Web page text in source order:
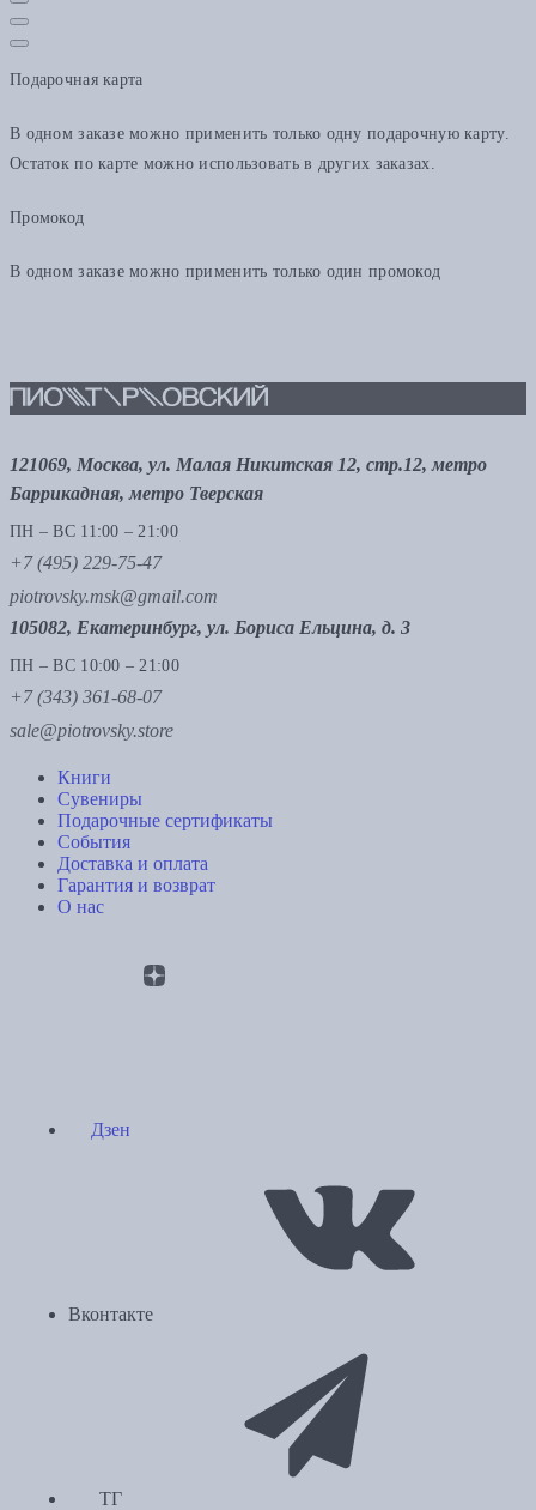
Подарочная карта
В одном заказе можно применить только одну подарочную карту.
Остаток по карте можно использовать в других заказах.
Промокод
В одном заказе можно применить только один промокод
121069, Москва, ул. Малая Никитская 12, стр.12, метро
Баррикадная, метро Тверская
ПН – ВС 11:00 – 21:00
+7 (495) 229-75-47
piotrovsky.msk@gmail.com
105082, Екатеринбург, ул. Бориса Ельцина, д. 3
ПН – ВС 10:00 – 21:00
+7 (343) 361-68-07
sale@piotrovsky.store
Книги
Сувениры
Подарочные сертификаты
События
Доставка и оплата
Гарантия и возврат
О нас
Дзен
Вконтакте
ТГ